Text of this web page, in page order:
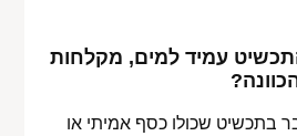
עמיד למים, מקלחות
בתכשיט שכולו כסף אמיתי או